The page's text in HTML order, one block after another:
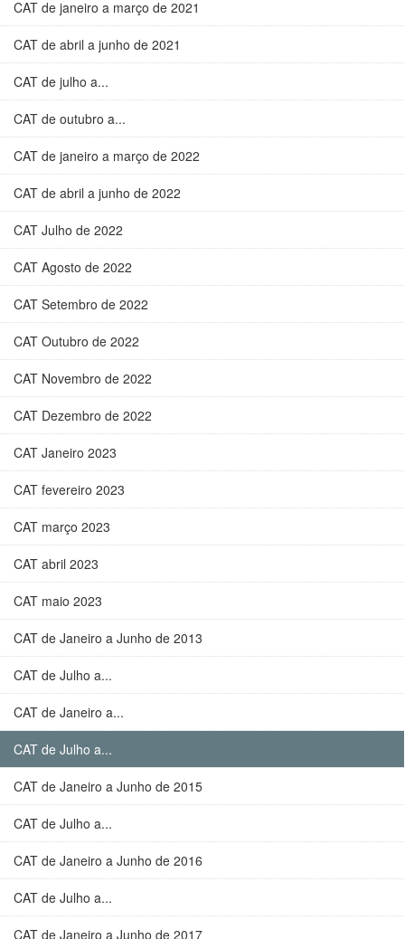
CAT de janeiro a março de 2021
CAT de abril a junho de 2021
CAT de julho a...
CAT de outubro a...
CAT de janeiro a março de 2022
CAT de abril a junho de 2022
CAT Julho de 2022
CAT Agosto de 2022
CAT Setembro de 2022
CAT Outubro de 2022
CAT Novembro de 2022
CAT Dezembro de 2022
CAT Janeiro 2023
CAT fevereiro 2023
CAT março 2023
CAT abril 2023
CAT maio 2023
CAT de Janeiro a Junho de 2013
CAT de Julho a...
CAT de Janeiro a...
CAT de Julho a...
CAT de Janeiro a Junho de 2015
CAT de Julho a...
CAT de Janeiro a Junho de 2016
CAT de Julho a...
CAT de Janeiro a Junho de 2017